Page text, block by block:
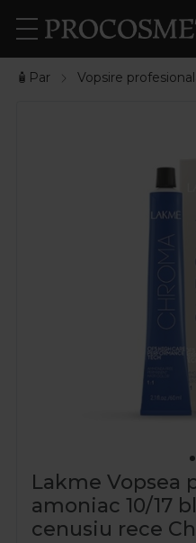
🧴Par Vopsire
Lakme Vopsea
amoniac 10/17
cenusiu rece